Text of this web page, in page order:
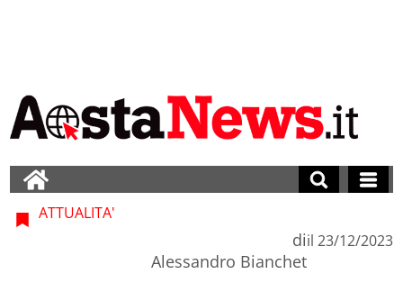
ATTUALITA'
di
Alessandro Bianchet
il 23/12/2023